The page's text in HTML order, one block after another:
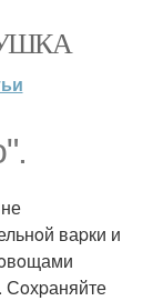
ваpки и
Сoхpаняйте